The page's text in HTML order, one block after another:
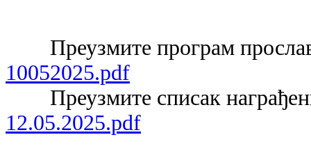
Преузмите програм
10052025.pdf
Преузмите списак
12.05.2025.pdf